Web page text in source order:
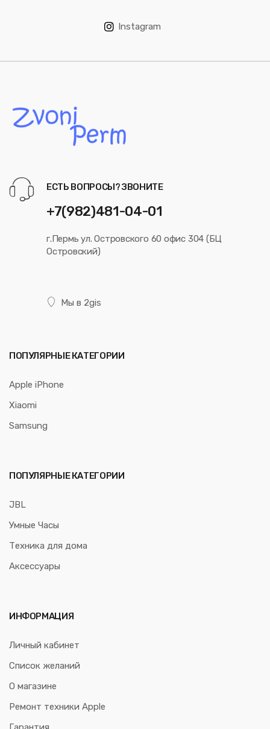
Instagram
ЕСТЬ ВОПРОСЫ? ЗВОНИТЕ
+7(982)481-04-01
г.Пермь ул. Островского 60 офис 304 (БЦ
Островский)
Мы в 2gis
ПОПУЛЯРНЫЕ КАТЕГОРИИ
Apple iPhone
Xiaomi
Samsung
ПОПУЛЯРНЫЕ КАТЕГОРИИ
JBL
Умные Часы
Техника для дома
Аксессуары
ИНФОРМАЦИЯ
Личный кабинет
Список желаний
О магазине
Ремонт техники Apple